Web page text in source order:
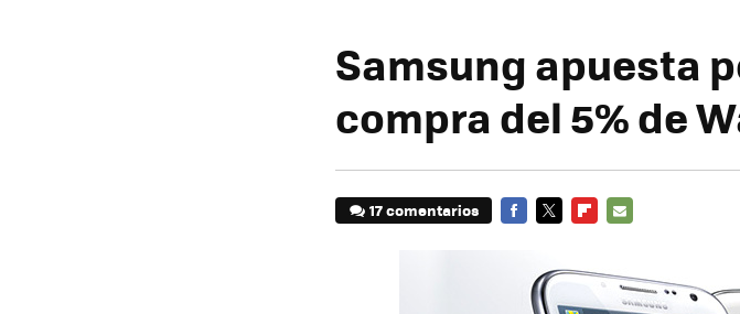
Samsung apuesta
compra del 5% de
17 comentarios